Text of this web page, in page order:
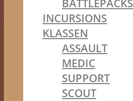
BATTLEPACKS
INCURSIONS
KLASSEN
ASSAULT
MEDIC
SUPPORT
SCOUT